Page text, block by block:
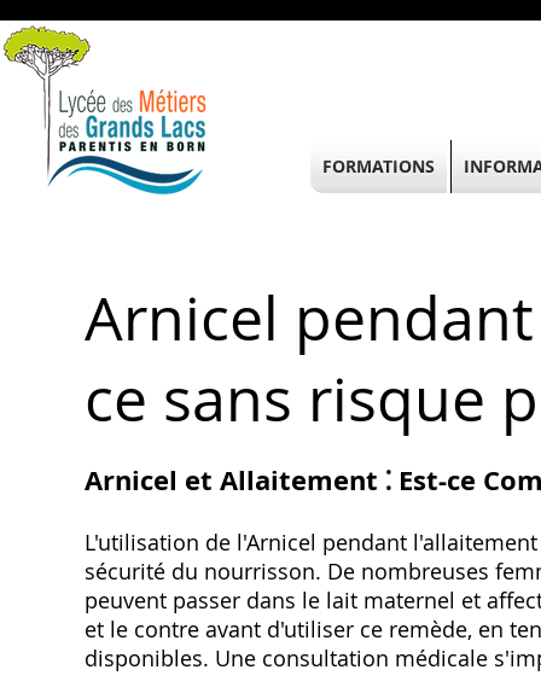
Arnicel
ce sans risque
Arnicel et Allaitement ⁚ Est-ce
L'utilisation de l'Arnicel pendant
sécurité du nourrisson. De nombreuses
peuvent passer dans le lait maternel et
et le contre avant d'utiliser ce remède, en
disponibles. Une consultation médicale
FORMATIONS